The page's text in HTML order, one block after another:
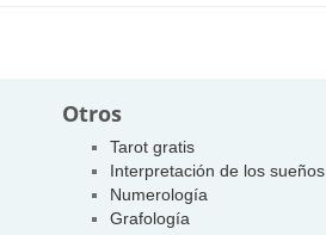
Otros
Tarot gratis
Interpretación de los sueños
Numerología
Grafología